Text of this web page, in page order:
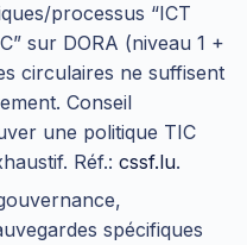
processus “ICT
sur DORA (niveau 1 +
circulaires ne suffisent
Conseil
une politique TIC
Réf.: cssf.lu.
spécifiques